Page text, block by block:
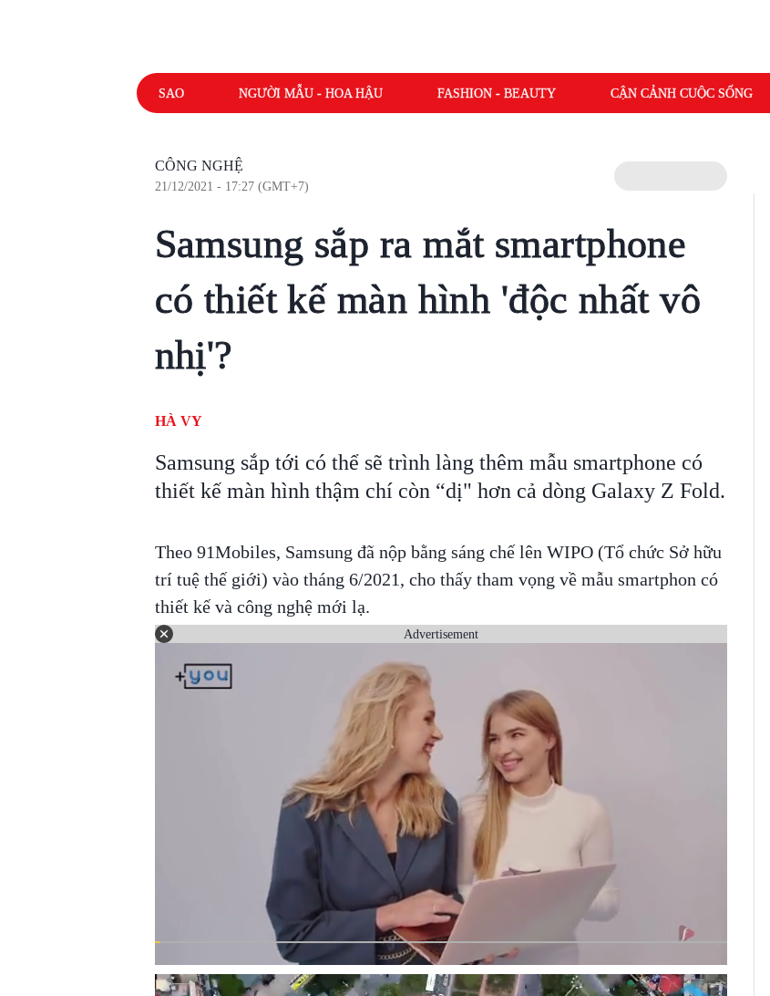
SAO NGƯỜI MẪU - HOA HẬU FASHION - BEAUTY CẬN CẢNH CUỘC SỐNG
CÔNG NGHỆ
21/12/2021 - 17:27 (GMT+7)
Samsung sắp ra mắt smartphone
có thiết kế màn hình 'độc nhất vô
nhị'?
HÀ VY
Samsung sắp tới có thể sẽ trình làng thêm mẫu smartphone có
thiết kế màn hình thậm chí còn “dị" hơn cả dòng Galaxy Z Fold.
Theo 91Mobiles, Samsung đã nộp bằng sáng chế lên WIPO (Tổ chức Sở hữu
trí tuệ thế giới) vào tháng 6/2021, cho thấy tham vọng về mẫu smartphon có
thiết kế và công nghệ mới lạ.
Advertisement